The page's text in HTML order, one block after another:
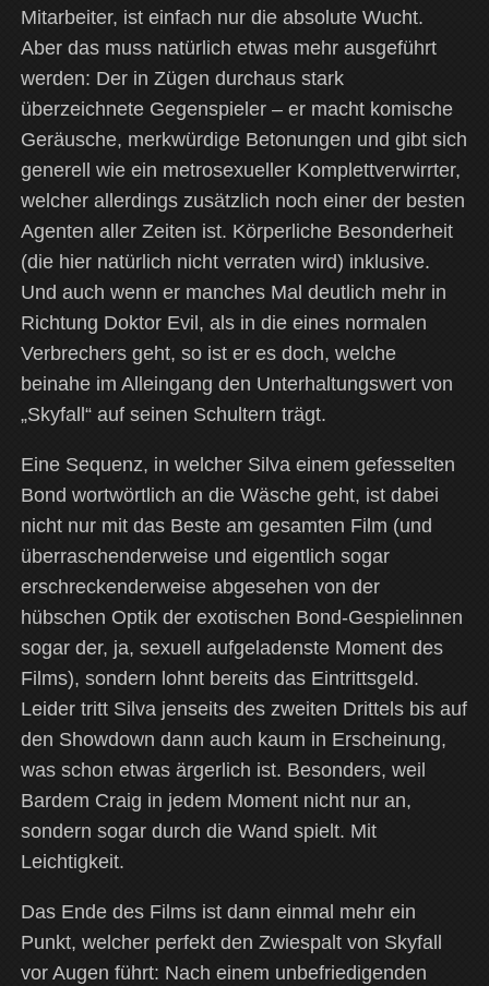
Mitarbeiter, ist einfach nur die absolute Wucht.
Aber das muss natürlich etwas mehr ausgeführt
werden: Der in Zügen durchaus stark
überzeichnete Gegenspieler – er macht komische
Geräusche, merkwürdige Betonungen und gibt sich
generell wie ein metrosexueller Komplettverwirrter,
welcher allerdings zusätzlich noch einer der besten
Agenten aller Zeiten ist. Körperliche Besonderheit
(die hier natürlich nicht verraten wird) inklusive.
Und auch wenn er manches Mal deutlich mehr in
Richtung Doktor Evil, als in die eines normalen
Verbrechers geht, so ist er es doch, welche
beinahe im Alleingang den Unterhaltungswert von
„Skyfall“ auf seinen Schultern trägt.
Eine Sequenz, in welcher Silva einem gefesselten
Bond wortwörtlich an die Wäsche geht, ist dabei
nicht nur mit das Beste am gesamten Film (und
überraschenderweise und eigentlich sogar
erschreckenderweise abgesehen von der
hübschen Optik der exotischen Bond-Gespielinnen
sogar der, ja, sexuell aufgeladenste Moment des
Films), sondern lohnt bereits das Eintrittsgeld.
Leider tritt Silva jenseits des zweiten Drittels bis auf
den Showdown dann auch kaum in Erscheinung,
was schon etwas ärgerlich ist. Besonders, weil
Bardem Craig in jedem Moment nicht nur an,
sondern sogar durch die Wand spielt. Mit
Leichtigkeit.
Das Ende des Films ist dann einmal mehr ein
Punkt, welcher perfekt den Zwiespalt von Skyfall
vor Augen führt: Nach einem unbefriedigenden